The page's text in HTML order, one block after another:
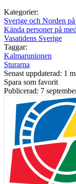
Kategorier:
Sverige och Norden
Kända personer på
Vasatidens Sverige
Taggar:
Kalmarunionen
Sturarna
Senast uppdaterad: 1
Spara som favorit
Publicerad: 7